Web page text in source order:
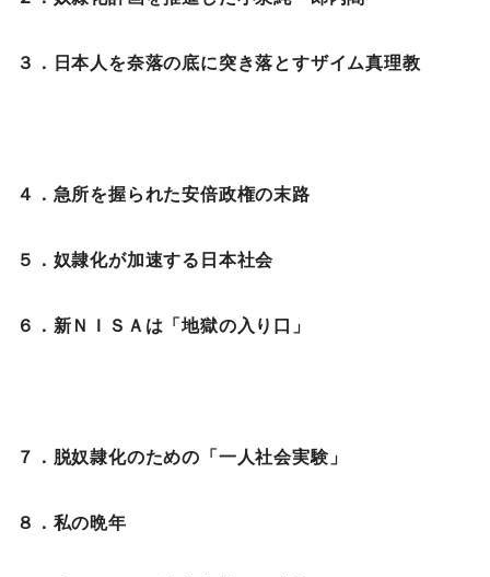
３．日本人を奈落の底に突き落とすザイム真理教
４．急所を握られた安倍政権の末路
５．奴隷化が加速する日本社会
６．新ＮＩＳＡは「地獄の入り口」
７．脱奴隷化のための「一人社会実験」
８．私の晩年